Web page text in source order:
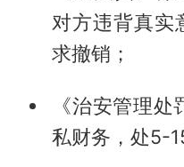
对方违背真实
求撤销；
《治安管理
私财务，处5-